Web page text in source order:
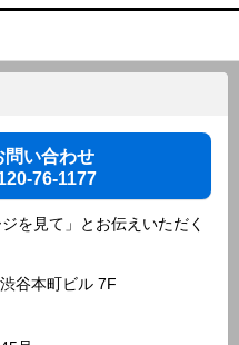
問い合わせ
76-1177
を見て」とお伝えいただく
谷本町ビル 7F